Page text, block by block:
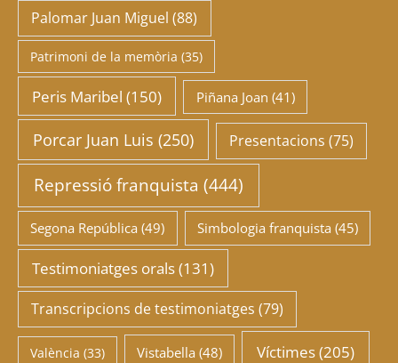
Palomar Juan Miguel (88)
Patrimoni de la memòria (35)
Peris Maribel (150) Piñana Joan (41)
Porcar Juan Luis (250) Presentacions (75)
Repressió franquista (444)
Segona República (49) Simbologia franquista (45)
Testimoniatges orals(131)
Transcripcions de testimoniatges (79)
València (33) Vistabella (48) Víctimes(205)